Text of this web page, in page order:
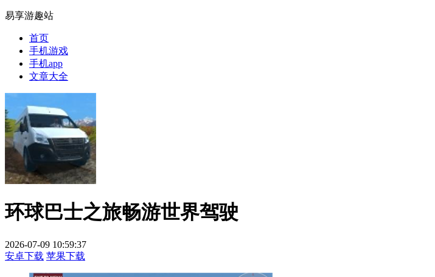
易享游趣站
首页
手机游戏
手机app
文章大全
环球巴士之旅畅游世界驾驶
2026-07-09 10:59:37
安卓下载 苹果下载